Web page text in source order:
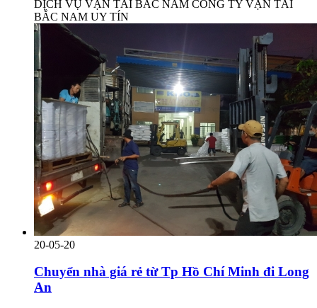
DỊCH VỤ VẬN TẢI BẮC NAM CÔNG TY VẬN TẢI
BẮC NAM UY TÍN
20-05-20
Chuyển nhà giá rẻ từ Tp Hồ Chí Minh đi Long
An